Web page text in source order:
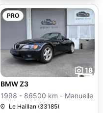
PRO
18
BMW Z3
1998 - 86500 km - Manuelle
Le Haillan (33185)